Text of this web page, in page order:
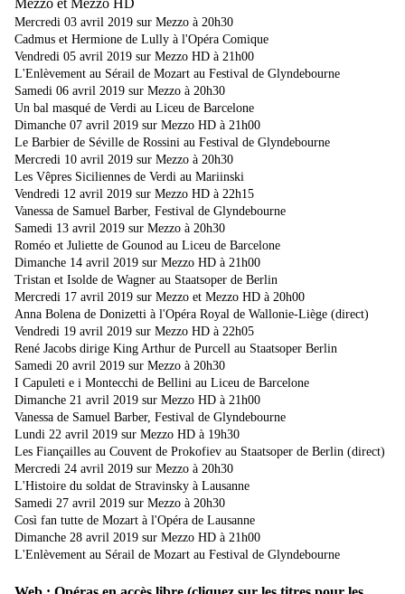
Mezzo et Mezzo HD
Mercredi 03 avril 2019 sur Mezzo à 20h30
Cadmus et Hermione de Lully à l'Opéra Comique
Vendredi 05 avril 2019 sur Mezzo HD à 21h00
L'Enlèvement au Sérail de Mozart au Festival de Glyndebourne
Samedi 06 avril 2019 sur Mezzo à 20h30
Un bal masqué de Verdi au Liceu de Barcelone
Dimanche 07 avril 2019 sur Mezzo HD à 21h00
Le Barbier de Séville de Rossini au Festival de Glyndebourne
Mercredi 10 avril 2019 sur Mezzo à 20h30
Les Vêpres Siciliennes de Verdi au Mariinski
Vendredi 12 avril 2019 sur Mezzo HD à 22h15
Vanessa de Samuel Barber, Festival de Glyndebourne
Samedi 13 avril 2019 sur Mezzo à 20h30
Roméo et Juliette de Gounod au Liceu de Barcelone
Dimanche 14 avril 2019 sur Mezzo HD à 21h00
Tristan et Isolde de Wagner au Staatsoper de Berlin
Mercredi 17 avril 2019 sur Mezzo et Mezzo HD à 20h00
Anna Bolena de Donizetti à l'Opéra Royal de Wallonie-Liège (direct)
Vendredi 19 avril 2019 sur Mezzo HD à 22h05
René Jacobs dirige King Arthur de Purcell au Staatsoper Berlin
Samedi 20 avril 2019 sur Mezzo à 20h30
I Capuleti e i Montecchi de Bellini au Liceu de Barcelone
Dimanche 21 avril 2019 sur Mezzo HD à 21h00
Vanessa de Samuel Barber, Festival de Glyndebourne
Lundi 22 avril 2019 sur Mezzo HD à 19h30
Les Fiançailles au Couvent de Prokofiev au Staatsoper de Berlin (direct)
Mercredi 24 avril 2019 sur Mezzo à 20h30
L'Histoire du soldat de Stravinsky à Lausanne
Samedi 27 avril 2019 sur Mezzo à 20h30
Così fan tutte de Mozart à l'Opéra de Lausanne
Dimanche 28 avril 2019 sur Mezzo HD à 21h00
L'Enlèvement au Sérail de Mozart au Festival de Glyndebourne